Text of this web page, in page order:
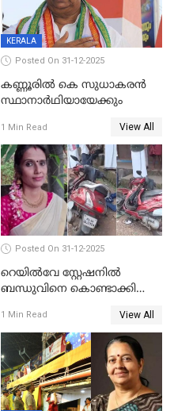
KERALA
Posted On 31-12-2025
കണ്ണൂരിൽ കെ സുധാകരൻ
സ്ഥാനാർഥിയായേക്കും
1 Min Read View All
Posted On 31-12-2025
റെയിൽവേ സ്റ്റേഷനിൽ
ബന്ധുവിനെ കൊണ്ടാക്കി
ലോറി സ്കൂട്ടറിൽ ഇടിച്ചു :
യുവതിക്ക് ദാരുണാന്ത്യം
1 Min Read View All